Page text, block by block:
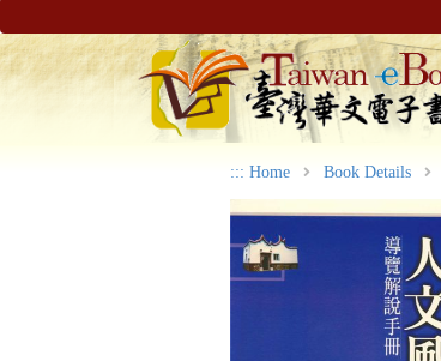
::: Home Book Details